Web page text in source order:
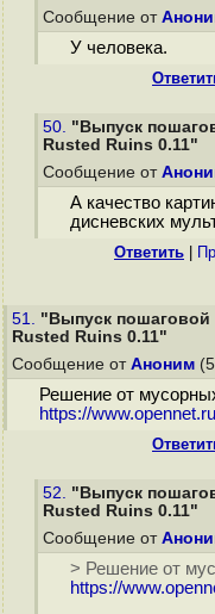
Сообщение от
У человека.
50. "Выпуск
Rusted Ruins 0.11"
Сообщение от
А качество
дисневских
Ответить
51. "Выпуск
Rusted Ruins 0.11"
Сообщение от Аноним
Решение от
https://
52. "Выпуск
Rusted Ruins 0.11"
Сообщение от
> Решение от
https://